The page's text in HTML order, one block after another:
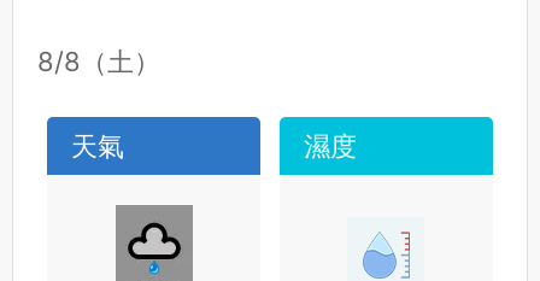
8/8（土）
天氣 濕度